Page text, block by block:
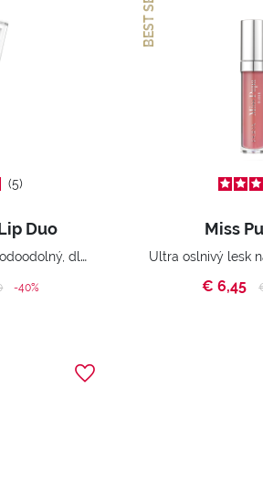
5
Duo
Tekutý rúž s fixátorom, vodoodolný, dlhotrvajúci účinok.
from
to -40%
Miss
€ 6,45